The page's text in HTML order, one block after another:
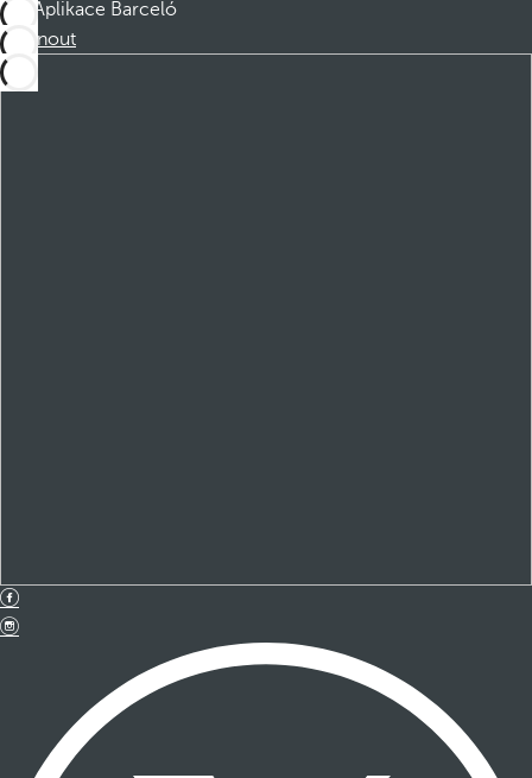
Aplikace Barceló
Stáhnout